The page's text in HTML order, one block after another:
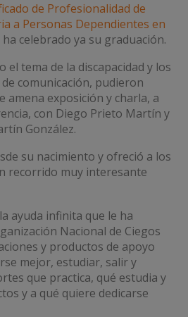
de Profesionalidad de
a Personas Dependientes en
ha celebrado ya su graduación.
el tema de la discapacidad y los
comunicación, pudieron
amena exposición y charla, a
con Diego Prieto Martín y
González.
su nacimiento y ofreció a los
recorrido muy interesante
ayuda infinita que le ha
Nacional de Ciegos
y productos de apoyo
mejor, estudiar, salir y
que practica, qué estudia y
y a qué quiere dedicarse